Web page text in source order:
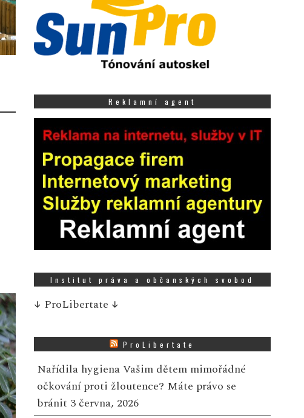
Reklamní agent
Institut práva a občanských svobod
↓ ProLibertate ↓
ProLibertate
Nařídila hygiena Vašim dětem mimořádné
očkování proti žloutence? Máte právo se
bránit 3 června, 2026